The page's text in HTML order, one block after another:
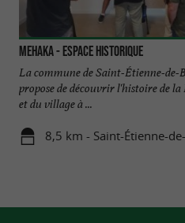
MEHAKA - Espace historique
La commune de Saint-Étienne-de-
propose de découvrir l'histoire de la
et du village à ...
8,5 km - Saint-Étienne-